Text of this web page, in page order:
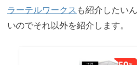
ラーテルワークス も紹介したい
いのでそれ以外を紹介します。